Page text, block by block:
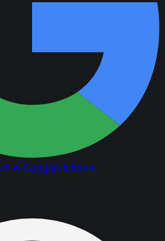
w GoogleUlubione